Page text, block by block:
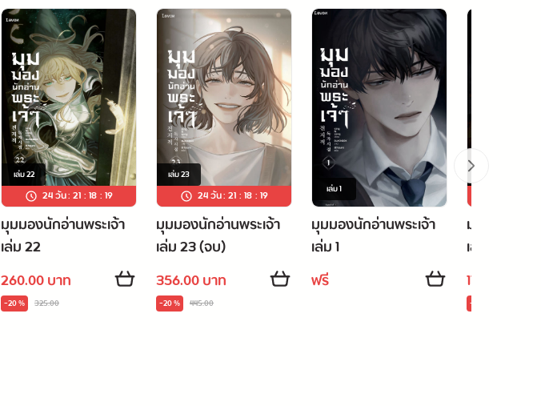
เล่ม22
24 วัน:21:18:18
มุมมองนักอ่านพระเจ้า
เล่ม 22
260.00 บาท
-20 % 325.00
เล่ม23
24 วัน:21:18:18
มุมมองนักอ่านพระเจ้า
เล่ม 23 (จบ)
356.00 บาท
-20 % 445.00
เล่ม1
มุมมองนักอ่านพระเจ้า
เล่ม 1
ฟรี
มุมมองนักอ่
เล่ม 2
178.75 บาท
-35 %